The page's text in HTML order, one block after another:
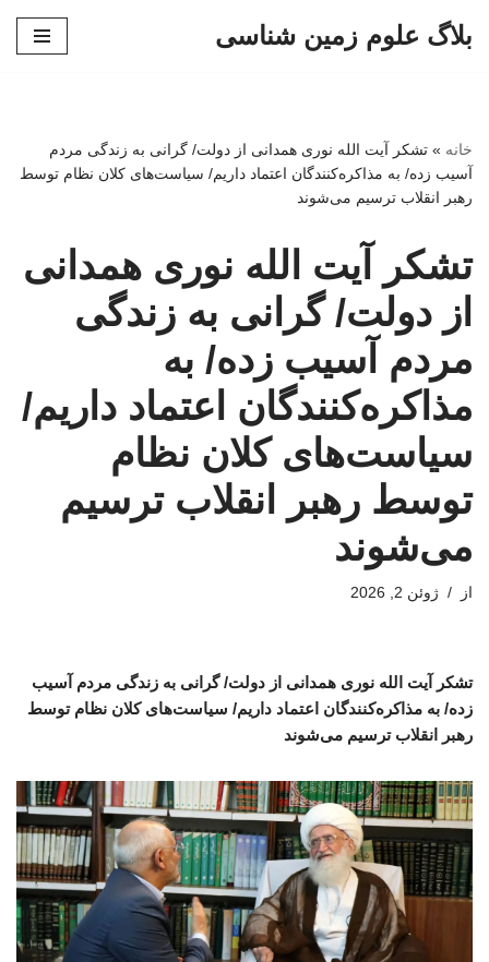
بلاگ علوم زمین شناسی
خانه » تشکر آیت الله نوری همدانی از دولت/ گرانی به زندگی مردم
آسیب زده/ به مذاکره‌کنندگان اعتماد داریم/ سیاست‌های کلان نظام توسط
رهبر انقلاب ترسیم می‌شوند
تشکر آیت الله نوری همدانی
از دولت/ گرانی به زندگی
مردم آسیب زده/ به
مذاکره‌کنندگان اعتماد داریم/
سیاست‌های کلان نظام
توسط رهبر انقلاب ترسیم
می‌شوند
از ژوئن 2, 2026
تشکر آیت الله نوری همدانی از دولت/ گرانی به زندگی مردم آسیب
زده/ به مذاکره‌کنندگان اعتماد داریم/ سیاست‌های کلان نظام توسط
رهبر انقلاب ترسیم می‌شوند